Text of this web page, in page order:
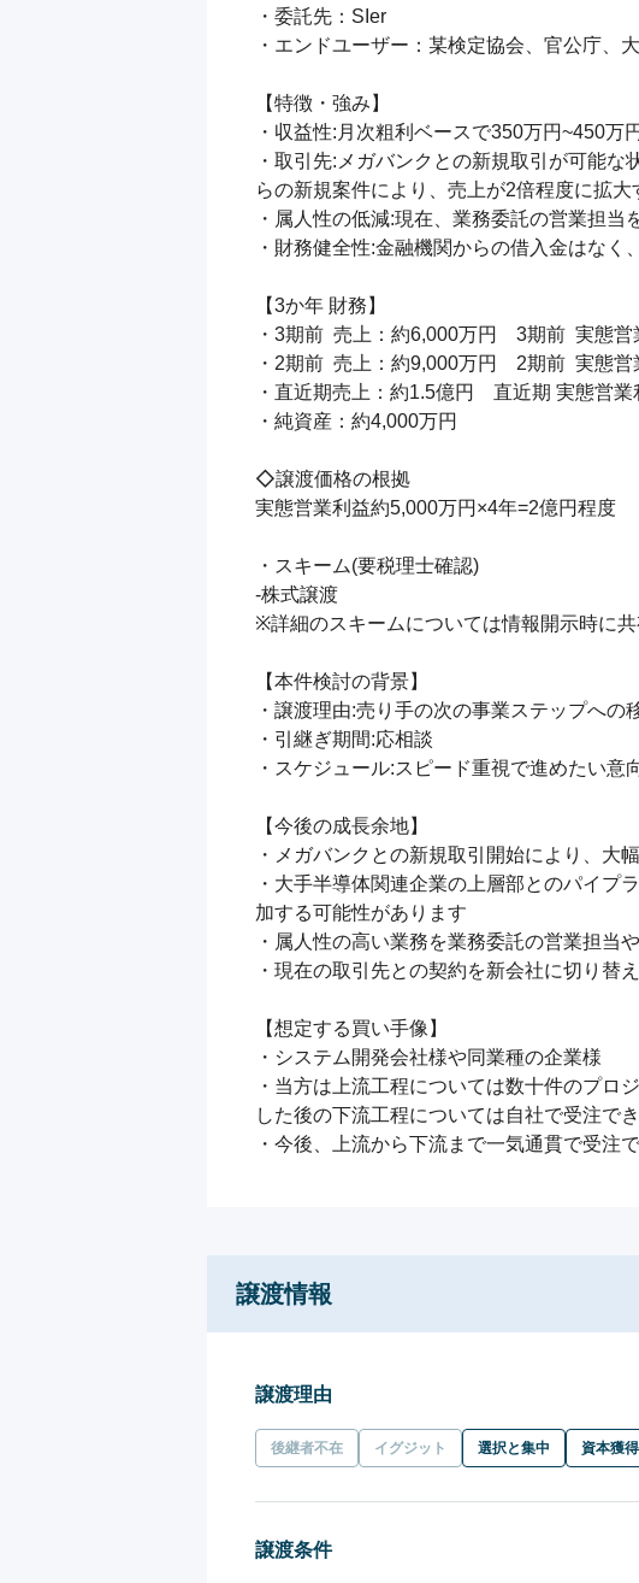
・委託先：SIer
・エンドユーザー：某検定協会、官公庁、
【特徴・強み】
・収益性:月次粗利ベースで350万円~450万
・取引先:メガバンクとの新規取引が可能
らの新規案件により、売上が2倍程度に拡大
・属人性の低減:現在、業務委託の営業担当
・財務健全性:金融機関からの借入金はな
【3か年 財務】
・3期前  売上：約6,000万円　3期前  実態
・2期前  売上：約9,000万円　2期前  実態
・直近期売上：約1.5億円　直近期 実態営
・純資産：約4,000万円
◇譲渡価格の根拠
実態営業利益約5,000万円×4年=2億円程度
・スキーム(要税理士確認)
-株式譲渡
※詳細のスキームについては情報開示時に共
【本件検討の背景】
・譲渡理由:売り手の次の事業ステップへの
・引継ぎ期間:応相談
・スケジュール:スピード重視で進めたい意
【今後の成長余地】
・メガバンクとの新規取引開始により、大
・大手半導体関連企業の上層部とのパイプ
加する可能性があります
・属人性の高い業務を業務委託の営業担当
・現在の取引先との契約を新会社に切り替
【想定する買い手像】
・システム開発会社様や同業種の企業様
・当方は上流工程については数十件のプロ
した後の下流工程については自社で受注で
・今後、上流から下流まで一気通貫で受注
譲渡情報
譲渡理由
後継者不在 イグジット 選択と集中 資本獲
譲渡条件